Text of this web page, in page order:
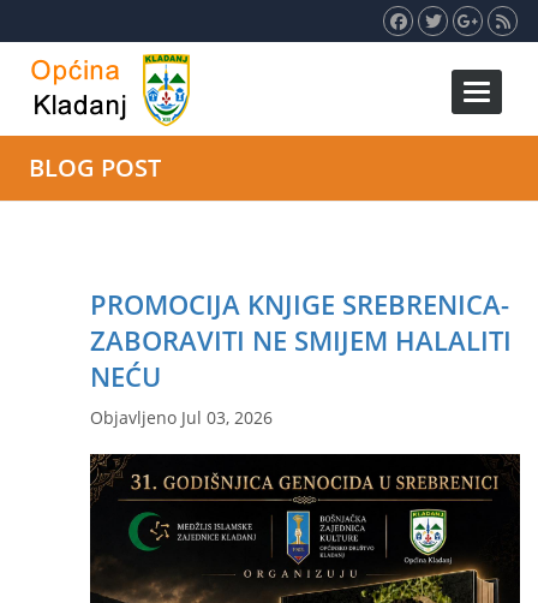
Toggle
BLOG POST
PROMOCIJA KNJIGE SREBRENICA-
ZABORAVITI NE SMIJEM HALALITI
NEĆU
Objavljeno Jul 03, 2026